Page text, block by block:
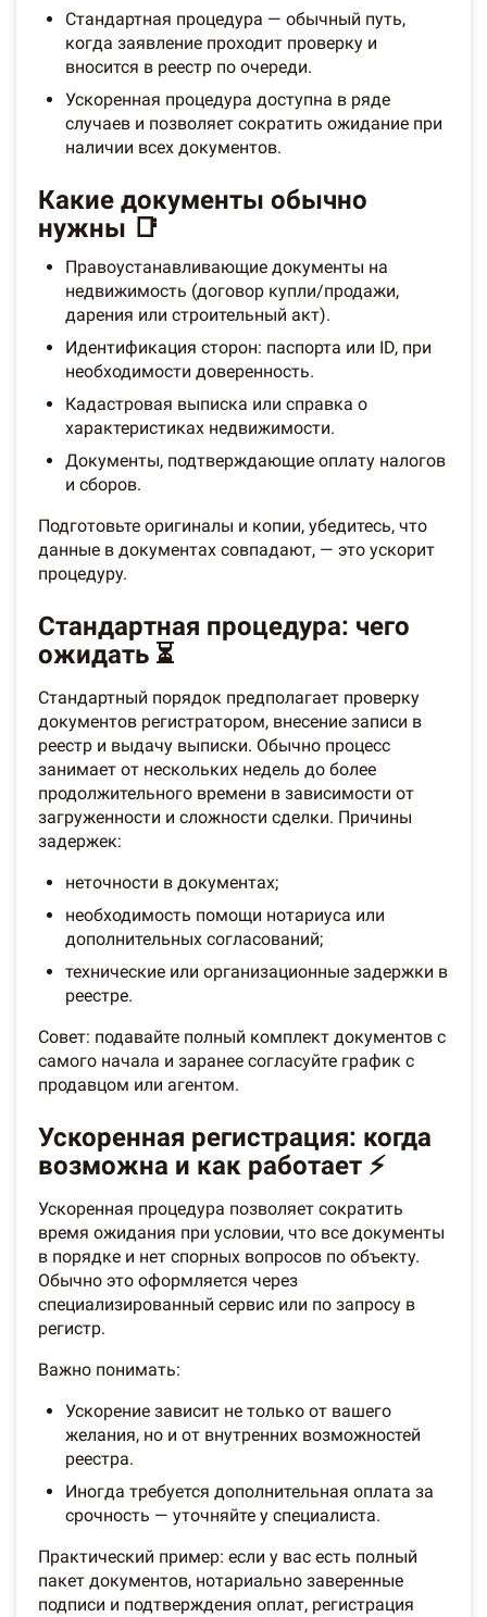
Стандартная процедура — обычный путь,
когда заявление проходит проверку и
вносится в реестр по очереди.
Ускоренная процедура доступна в ряде
случаев и позволяет сократить ожидание при
наличии всех документов.
Какие документы обычно
нужны 📑
Правоустанавливающие документы на
недвижимость (договор купли/продажи,
дарения или строительный акт).
Идентификация сторон: паспорта или ID, при
необходимости доверенность.
Кадастровая выписка или справка о
характеристиках недвижимости.
Документы, подтверждающие оплату налогов
и сборов.
Подготовьте оригиналы и копии, убедитесь, что
данные в документах совпадают, — это ускорит
процедуру.
Стандартная процедура: чего
ожидать ⏳
Стандартный порядок предполагает проверку
документов регистратором, внесение записи в
реестр и выдачу выписки. Обычно процесс
занимает от нескольких недель до более
продолжительного времени в зависимости от
загруженности и сложности сделки. Причины
задержек:
неточности в документах;
необходимость помощи нотариуса или
дополнительных согласований;
технические или организационные задержки в
реестре.
Совет: подавайте полный комплект документов с
самого начала и заранее согласуйте график с
продавцом или агентом.
Ускоренная регистрация: когда
возможна и как работает ⚡
Ускоренная процедура позволяет сократить
время ожидания при условии, что все документы
в порядке и нет спорных вопросов по объекту.
Обычно это оформляется через
специализированный сервис или по запросу в
регистр.
Важно понимать:
Ускорение зависит не только от вашего
желания, но и от внутренних возможностей
реестра.
Иногда требуется дополнительная оплата за
срочность — уточняйте у специалиста.
Практический пример: если у вас есть полный
пакет документов, нотариально заверенные
подписи и подтверждения оплат, регистрация